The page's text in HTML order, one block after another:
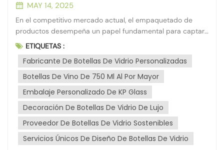
MAY 14, 2025
En el competitivo mercado actual, el empaquetado de
productos desempeña un papel fundamental para captar
la atención del consumidor y transmitir la identidad de
marca. En KP Glass, con sede en la vibrante ciudad de
Qinhuangdao, comprendemos el poder de un
empaquetado distintivo. Con nuestra sucursal...
ETIQUETAS :
Fabricante De Botellas De Vidrio Personalizadas
Botellas De Vino De 750 Ml Al Por Mayor
Embalaje Personalizado De KP Glass
Decoración De Botellas De Vidrio De Lujo
Proveedor De Botellas De Vidrio Sostenibles
Servicios Únicos De Diseño De Botellas De Vidrio